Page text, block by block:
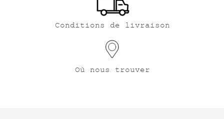
Conditions de livraison
Où nous trouver